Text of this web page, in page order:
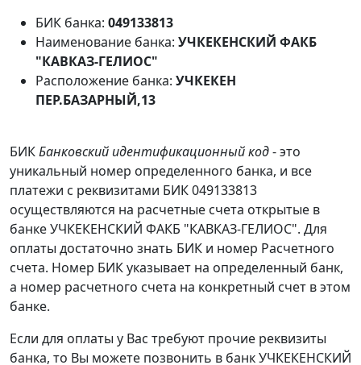
БИК банка: 049133813
Наименование банка: УЧКЕКЕНСКИЙ ФАКБ
"КАВКАЗ-ГЕЛИОС"
Расположение банка: УЧКЕКЕН
ПЕР.БАЗАРНЫЙ,13
БИКБанковский идентификационный код- это
уникальный номер определенного банка, и все
платежи с реквизитами БИК 049133813
осуществляются на расчетные счета открытые в
банке УЧКЕКЕНСКИЙ ФАКБ "КАВКАЗ-ГЕЛИОС". Для
оплаты достаточно знать БИК и номер Расчетного
счета. Номер БИК указывает на определенный банк,
а номер расчетного счета на конкретный счет в этом
банке.
Если для оплаты у Вас требуют прочие реквизиты
банка, то Вы можете позвонить в банк УЧКЕКЕНСКИЙ